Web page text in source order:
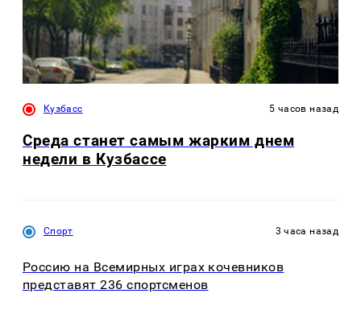
Кузбасс 5 часов назад
Среда станет самым жарким днем
недели в Кузбассе
Спорт 3 часа назад
Россию на Всемирных играх кочевников
представят 236 спортсменов